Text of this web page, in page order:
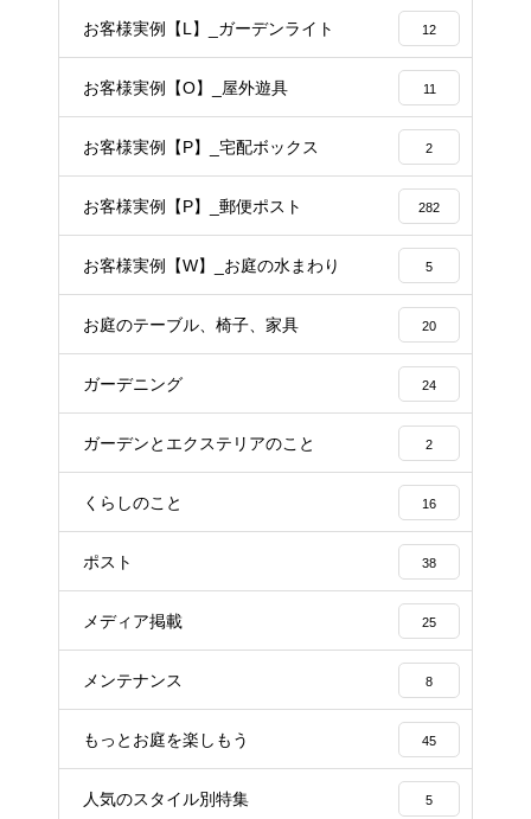
お客様実例【L】_ガーデンライト 12
お客様実例【O】_屋外遊具 11
お客様実例【P】_宅配ボックス 2
お客様実例【P】_郵便ポスト 282
お客様実例【W】_お庭の水まわり 5
お庭のテーブル、椅子、家具 20
ガーデニング 24
ガーデンとエクステリアのこと 2
くらしのこと 16
ポスト 38
メディア掲載 25
メンテナンス 8
もっとお庭を楽しもう 45
人気のスタイル別特集 5